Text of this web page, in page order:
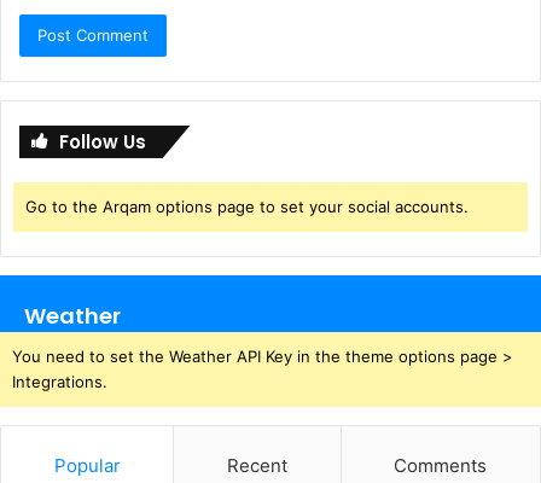
Follow Us
Go to the Arqam options page to set your social accounts.
Weather
You need to set the Weather API Key in the theme options page >
Integrations.
Popular Recent Comments